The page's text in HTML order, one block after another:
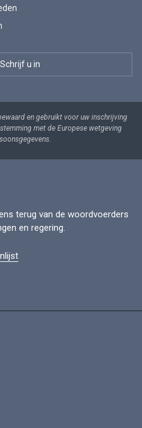
en gebruikt voor uw inschrijving
met de Europese wetgeving
terug van de woordvoerders
en regering.